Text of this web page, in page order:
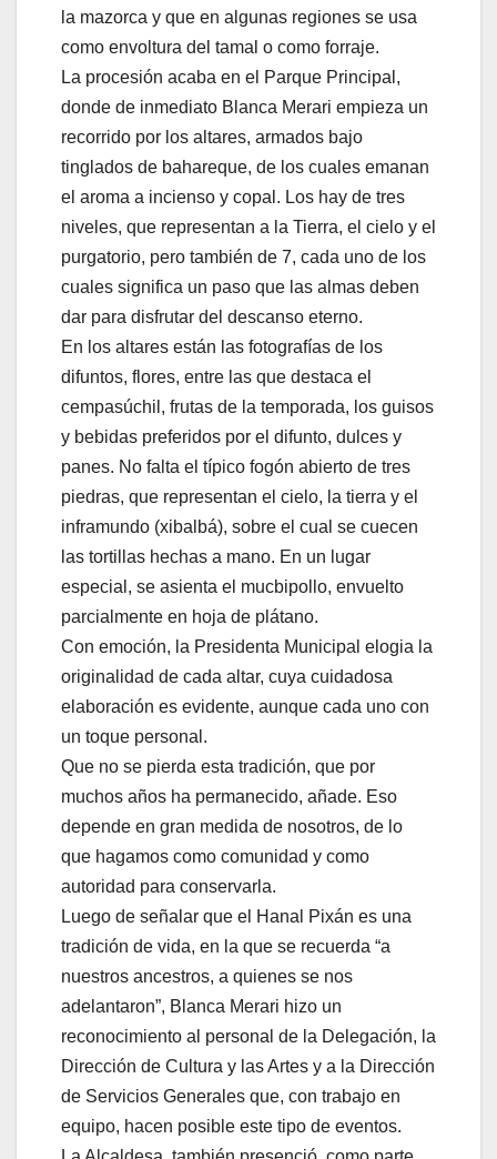
la mazorca y que en algunas regiones se usa
como envoltura del tamal o como forraje.
La procesión acaba en el Parque Principal,
donde de inmediato Blanca Merari empieza un
recorrido por los altares, armados bajo
tinglados de bahareque, de los cuales emanan
el aroma a incienso y copal. Los hay de tres
niveles, que representan a la Tierra, el cielo y el
purgatorio, pero también de 7, cada uno de los
cuales significa un paso que las almas deben
dar para disfrutar del descanso eterno.
En los altares están las fotografías de los
difuntos, flores, entre las que destaca el
cempasúchil, frutas de la temporada, los guisos
y bebidas preferidos por el difunto, dulces y
panes. No falta el típico fogón abierto de tres
piedras, que representan el cielo, la tierra y el
inframundo (xibalbá), sobre el cual se cuecen
las tortillas hechas a mano. En un lugar
especial, se asienta el mucbipollo, envuelto
parcialmente en hoja de plátano.
Con emoción, la Presidenta Municipal elogia la
originalidad de cada altar, cuya cuidadosa
elaboración es evidente, aunque cada uno con
un toque personal.
Que no se pierda esta tradición, que por
muchos años ha permanecido, añade. Eso
depende en gran medida de nosotros, de lo
que hagamos como comunidad y como
autoridad para conservarla.
Luego de señalar que el Hanal Pixán es una
tradición de vida, en la que se recuerda “a
nuestros ancestros, a quienes se nos
adelantaron”, Blanca Merari hizo un
reconocimiento al personal de la Delegación, la
Dirección de Cultura y las Artes y a la Dirección
de Servicios Generales que, con trabajo en
equipo, hacen posible este tipo de eventos.